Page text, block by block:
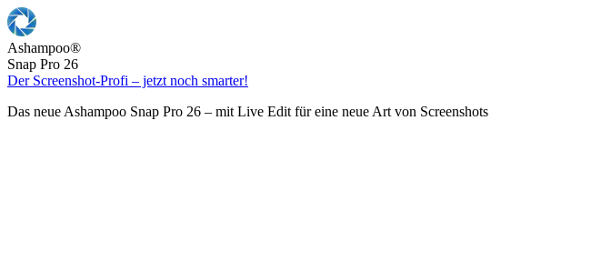
Ashampoo®
Snap Pro 26
Der Screenshot-Profi – jetzt noch smarter!
Das neue Ashampoo Snap Pro 26 – mit Live Edit für eine neue Art von Screenshots